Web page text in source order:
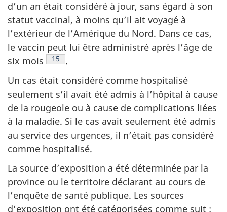
d’un an était considéré à jour, sans égard à son
statut vaccinal, à moins qu’il ait voyagé à
l’extérieur de l’Amérique du Nord. Dans ce cas,
le vaccin peut lui être administré après l’âge de
six mois Note de bas de page
15
.
Un cas était considéré comme hospitalisé
seulement s’il avait été admis à l’hôpital à cause
de la rougeole ou à cause de complications liées
à la maladie. Si le cas avait seulement été admis
au service des urgences, il n’était pas considéré
comme hospitalisé.
La source d’exposition a été déterminée par la
province ou le territoire déclarant au cours de
l’enquête de santé publique. Les sources
d’exposition ont été catégorisées comme suit :